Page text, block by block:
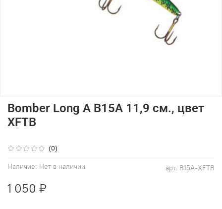
(0)
арт. B15A-XFTB
Наличие: Нет в наличии
Bomber Long A B15A 11,9 см., цвет
XFTB
1 050 ₽